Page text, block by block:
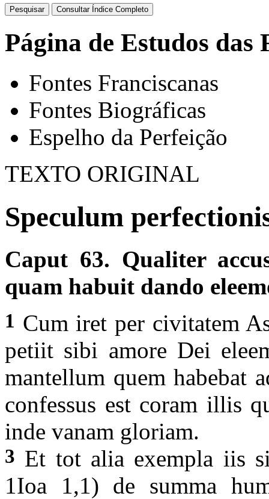
Página de Estudos das
Fontes Franciscanas
Fontes Biográficas
Espelho da Perfeição
TEXTO ORIGINAL
Speculum
Caput 63. Qualiter
quam habuit dando
1 Cum iret per civitatem
petiit sibi amore Dei
mantellum quem habebat
confessus est coram illis
inde vanam gloriam.
3 Et tot alia exempla iis
1Ioa 1,1) de summa